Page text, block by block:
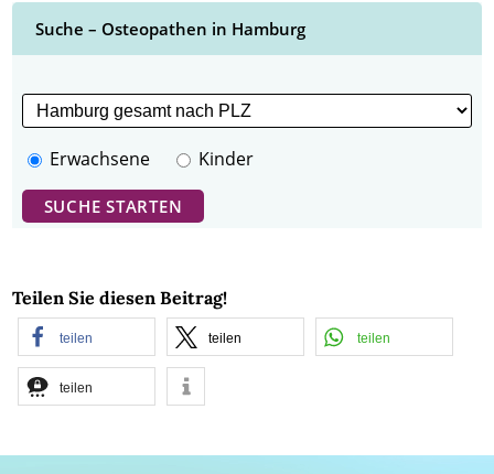
Suche – Osteopathen in Hamburg
Erwachsene Kinder
Teilen Sie diesen Beitrag!
teilen teilen teilen
teilen